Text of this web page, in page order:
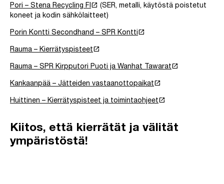
Pori – Stena Recycling FI launch (SER, metalli, käytöstä poistetut
koneet ja kodin sähkölaitteet)
Porin Kontti Secondhand – SPR Konttilaunch
Rauma – Kierrätyspisteetlaunch
Rauma – SPR Kirpputori Puoti ja Wanhat Tawaratlaunch
Kankaanpää – Jätteiden vastaanottopaikatlaunch
Huittinen – Kierrätyspisteet ja toimintaohjeetlaunch
Kiitos, että kierrätät ja välität
ympäristöstä!